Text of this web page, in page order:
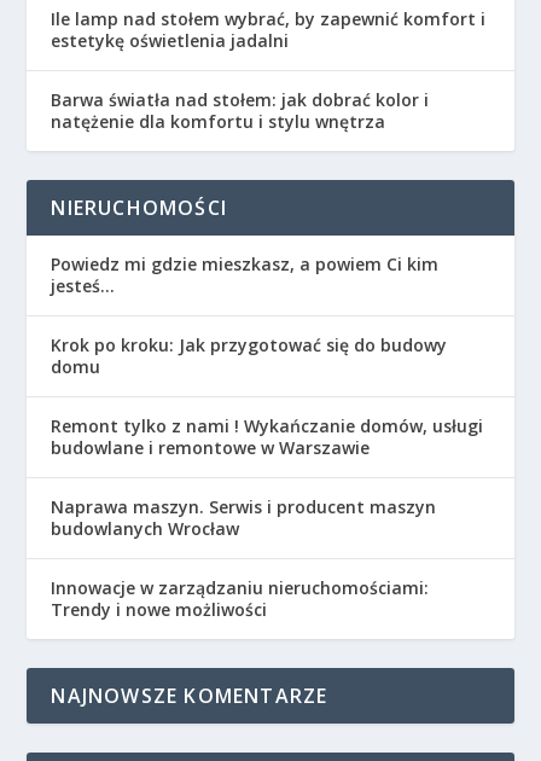
Ile lamp nad stołem wybrać, by zapewnić komfort i
estetykę oświetlenia jadalni
Barwa światła nad stołem: jak dobrać kolor i
natężenie dla komfortu i stylu wnętrza
NIERUCHOMOŚCI
Powiedz mi gdzie mieszkasz, a powiem Ci kim
jesteś…
Krok po kroku: Jak przygotować się do budowy
domu
Remont tylko z nami ! Wykańczanie domów, usługi
budowlane i remontowe w Warszawie
Naprawa maszyn. Serwis i producent maszyn
budowlanych Wrocław
Innowacje w zarządzaniu nieruchomościami:
Trendy i nowe możliwości
NAJNOWSZE KOMENTARZE